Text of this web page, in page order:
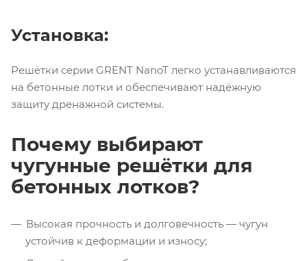
Установка:
Решётки серии GRENT NanoT легко устанавливаются
на бетонные лотки и обеспечивают надёжную
защиту дренажной системы.
Почему выбирают
чугунные решётки для
бетонных лотков?
Высокая прочность и долговечность — чугун
устойчив к деформации и износу;